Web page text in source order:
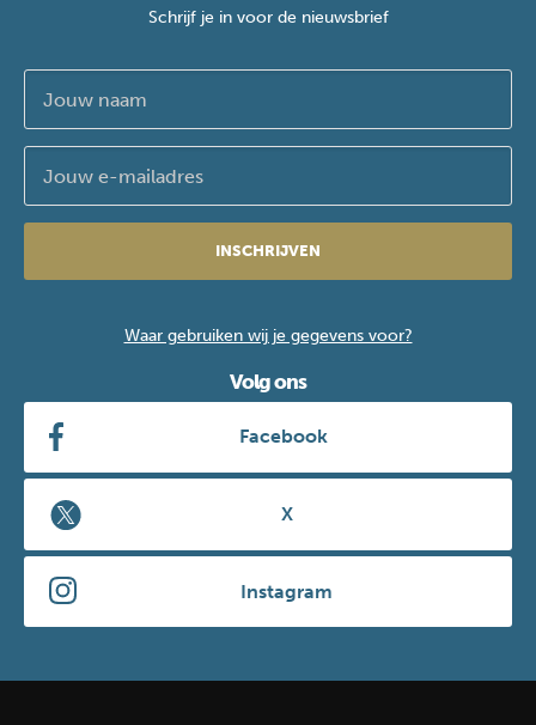
Schrijf je in voor de nieuwsbrief
INSCHRIJVEN
Waar gebruiken wij je gegevens voor?
Volg ons
Facebook
X
Instagram